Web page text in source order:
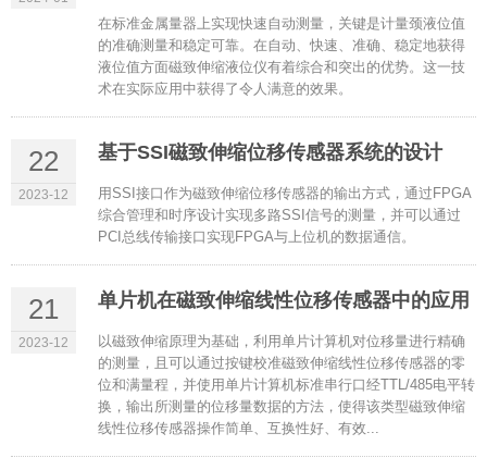
在标准金属量器上实现快速自动测量，关键是计量颈液位值
的准确测量和稳定可靠。在自动、快速、准确、稳定地获得
液位值方面磁致伸缩液位仪有着综合和突出的优势。这一技
术在实际应用中获得了令人满意的效果。
22
2023-12
基于SSI磁致伸缩位移传感器系统的设计
用SSI接口作为磁致伸缩位移传感器的输出方式，通过FPGA
综合管理和时序设计实现多路SSI信号的测量，并可以通过
PCI总线传输接口实现FPGA与上位机的数据通信。
21
2023-12
单片机在磁致伸缩线性位移传感器中的应用
以磁致伸缩原理为基础，利用单片计算机对位移量进行精确
的测量，且可以通过按键校准磁致伸缩线性位移传感器的零
位和满量程，并使用单片计算机标准串行口经TTL/485电平转
换，输出所测量的位移量数据的方法，使得该类型磁致伸缩
线性位移传感器操作简单、互换性好、有效...